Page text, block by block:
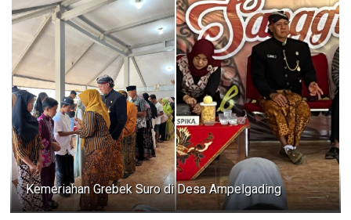
Kemeriahan Grebek Suro di Desa Ampelgading